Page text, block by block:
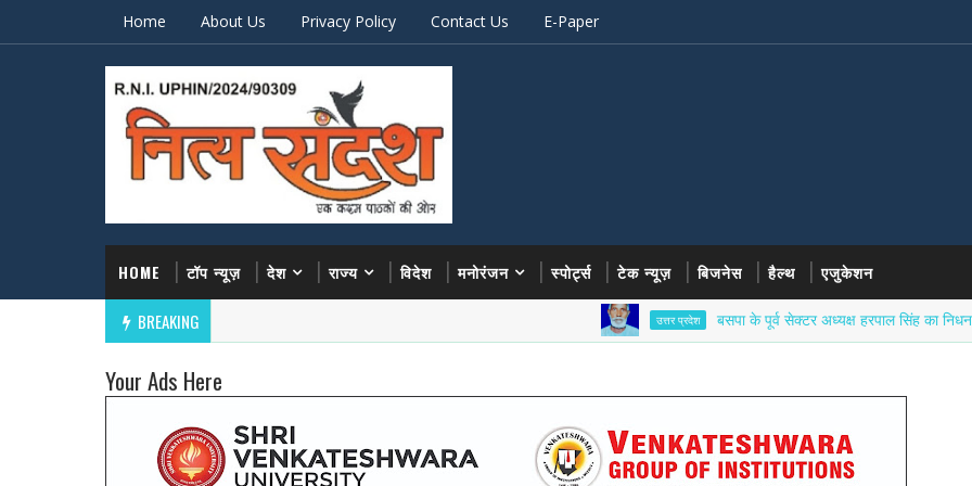
Home About Us Privacy Policy Contact Us E-Paper
HOME टॉप न्यूज़ देश राज्य विदेश मनोरंजन स्पोर्ट्स टेक न्यूज़ बिजनेस हैल्थ एजुकेशन
BREAKING उत्तर प्रदेश बसपा के पूर्व सेक्टर अध्यक्ष हरपाल सिंह का निधन, गांव में
Your Ads Here